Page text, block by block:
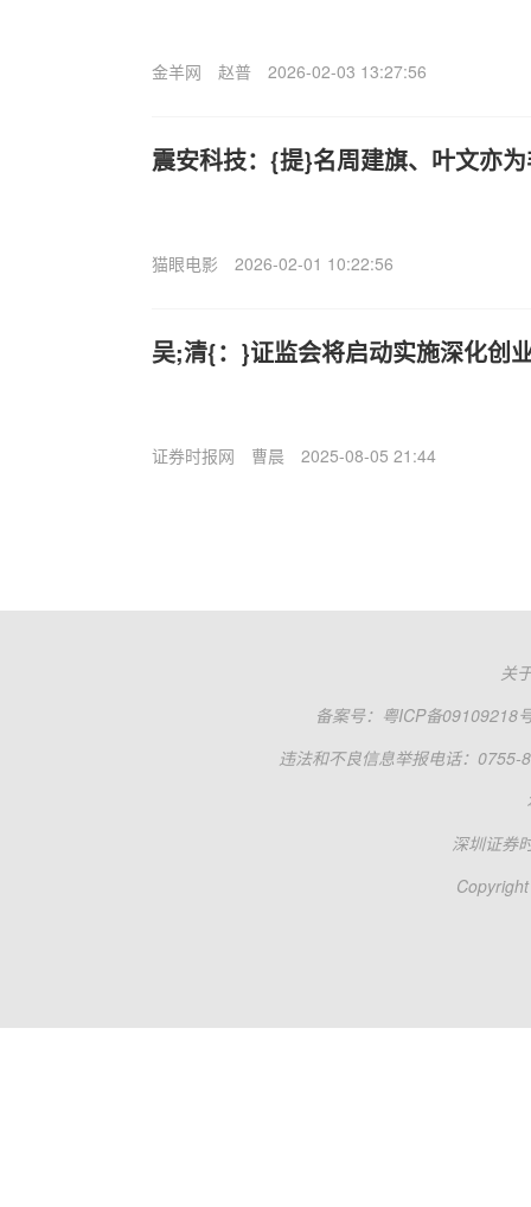
金羊网 赵普 2026-02-03 13:27:56
震安科技：{提}名周建旗、叶文亦
猫眼电影 2026-02-01 10:22:56
吴;清{：}证监会将启动实施深化创
证券时报网 曹晨 2025-08-05 21:44
关
备案号： 粤ICP备09109218
违法和不良信息举报电话：0755-
深圳证券